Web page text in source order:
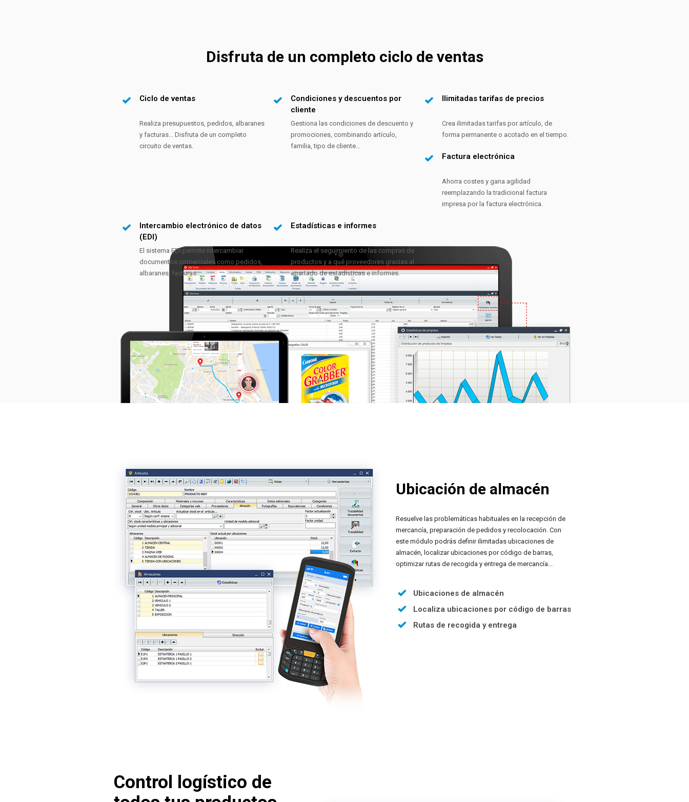
Disfruta de un completo ciclo de ventas
Ciclo de ventas
Realiza presupuestos, pedidos, albaranes
y facturas... Disfruta de un completo
circuito de ventas.
Condiciones y descuentos por
cliente
Gestiona las condiciones de descuento y
promociones, combinando artículo,
familia, tipo de cliente...
Ilimitadas tarifas de precios
Crea ilimitadas tarifas por artículo, de
forma permanente o acotado en el tiempo.
Factura electrónica
Ahorra costes y gana agilidad
reemplazando la tradicional factura
impresa por la factura electrónica.
Intercambio electrónico de datos
(EDI)
El sistema EDI permite intercambiar
documentos comerciales como pedidos,
albaranes, facturas...
Estadísticas e informes
Realiza el seguimiento de las compras de
productos y a qué proveedores gracias al
apartado de estadísticas e informes.
Ubicación de almacén
Resuelve las problemáticas habituales en la recepción de
mercancía, preparación de pedidos y recolocación. Con
este módulo podrás definir ilimitadas ubicaciones de
almacén, localizar ubicaciones por código de barras,
optimizar rutas de recogida y entrega de mercancía...
Ubicaciones de almacén
Localiza ubicaciones por código de barras
Rutas de recogida y entrega
Control logístico de